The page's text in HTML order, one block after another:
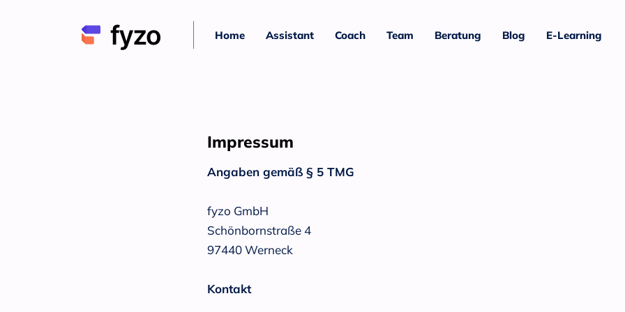
Home Assistant Coach Team Beratung Blog E-Learning
Impressum
Angaben gemäß § 5 TMG
fyzo GmbH
Schönbornstraße 4
97440 Werneck
Kontakt